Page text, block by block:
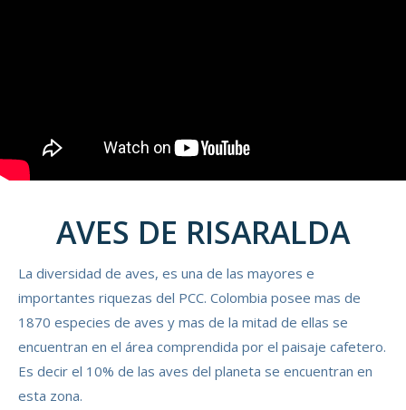
AVES DE RISARALDA
La diversidad de aves, es una de las mayores e
importantes riquezas del PCC. Colombia posee mas de
1870 especies de aves y mas de la mitad de ellas se
encuentran en el área comprendida por el paisaje cafetero.
Es decir el 10% de las aves del planeta se encuentran en
esta zona.